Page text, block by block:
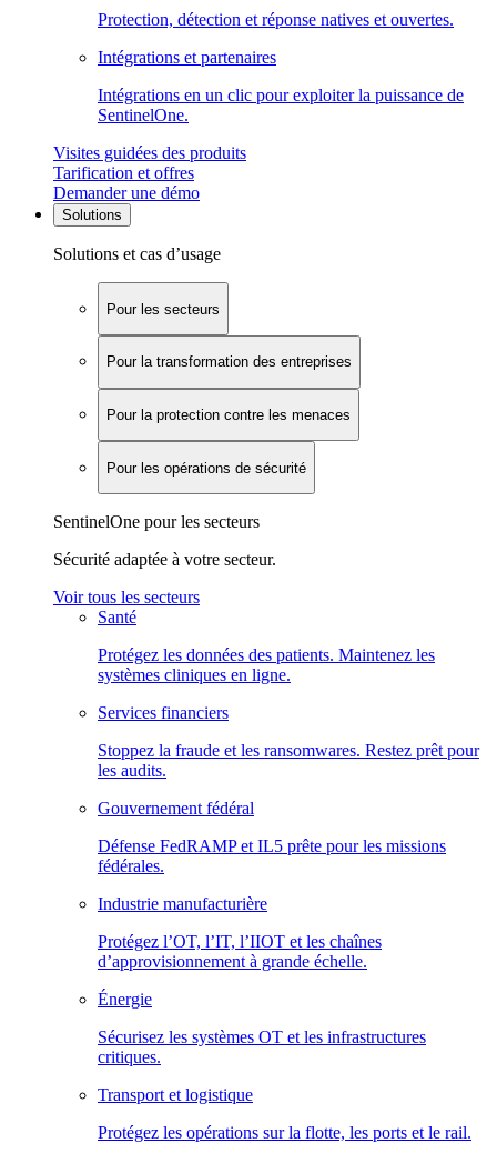
Protection, détection et réponse natives et ouvertes.
Intégrations et partenaires
Intégrations en un clic pour exploiter la puissance de
SentinelOne.
Visites guidées des produits
Tarification et offres
Demander une démo
Solutions
Solutions et cas d’usage
Pour les secteurs
Pour la transformation des entreprises
Pour la protection contre les menaces
Pour les opérations de sécurité
SentinelOne pour les secteurs
Sécurité adaptée à votre secteur.
Voir tous les secteurs
Santé
Protégez les données des patients. Maintenez les
systèmes cliniques en ligne.
Services financiers
Stoppez la fraude et les ransomwares. Restez prêt pour
les audits.
Gouvernement fédéral
Défense FedRAMP et IL5 prête pour les missions
fédérales.
Industrie manufacturière
Protégez l’OT, l’IT, l’IIOT et les chaînes
d’approvisionnement à grande échelle.
Énergie
Sécurisez les systèmes OT et les infrastructures
critiques.
Transport et logistique
Protégez les opérations sur la flotte, les ports et le rail.